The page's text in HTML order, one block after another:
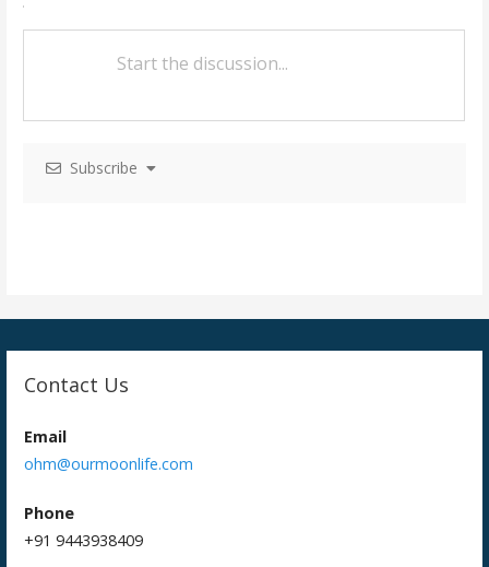
n
Subscribe
Contact Us
Email
ohm@ourmoonlife.com
Phone
+91 9443938409